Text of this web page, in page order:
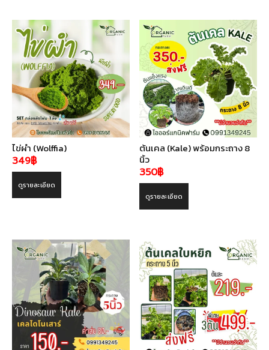
ไข่ผำ (Wolffia)
349฿
ดูรายละเอียด
ต้นเคล (Kale) พร้อมกระถาง 8
นิ้ว
350฿
ดูรายละเอียด